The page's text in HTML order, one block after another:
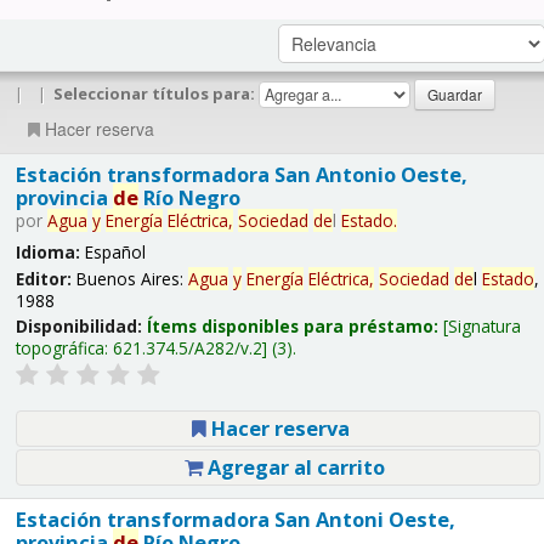
| | Seleccionar títulos para:
Hacer reserva
Estación transformadora San Antonio Oeste,
provincia deRío Negro
por Agua y Energía Eléctrica, Sociedad del Estado.
Idioma: Español
Editor: Buenos Aires: Agua y Energía Eléctrica, Sociedad del Estado,
1988
Disponibilidad: Ítems disponibles para préstamo: Signatura
topográfica: 621.374.5/A282/v.2 (3).
Hacer reserva
Agregar al carrito
Estación transformadora San Antoni Oeste,